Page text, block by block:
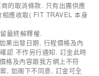
的取消條款. 只有出團供應
應收取( FIT TRAVEL 本身
最終解釋權.
果出發日期, 行程價格及內
認 不作另行通知. 訂金此時
格及內容跟我方網上不符
, 如阁下不同意, 訂金可全